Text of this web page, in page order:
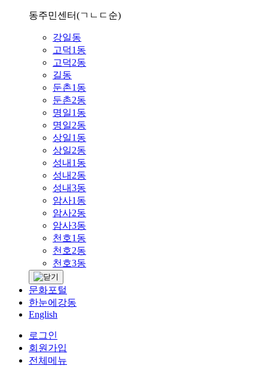
동주민센터(ㄱㄴㄷ순)
강일동
고덕1동
고덕2동
길동
둔촌1동
둔촌2동
명일1동
명일2동
상일1동
상일2동
성내1동
성내2동
성내3동
암사1동
암사2동
암사3동
천호1동
천호2동
천호3동
문화포털
한눈에강동
English
로그인
회원가입
전체메뉴